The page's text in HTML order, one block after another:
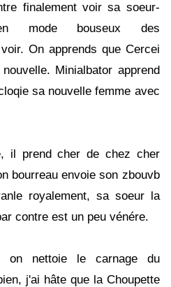
finalement voir sa soeur-
en mode bouseux des
On apprends que Cercei
Minialbator apprend
sa nouvelle femme avec
il prend cher de chez cher
bourreau envoie son zbouvb
royalement, sa soeur la
contre est un peu vénére.
on nettoie le carnage du
j'ai hâte que la Choupette